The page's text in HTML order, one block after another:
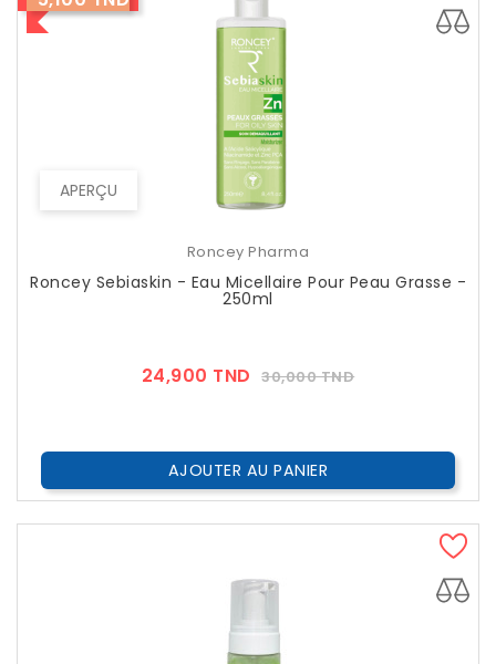
APERÇU
Roncey Pharma
Roncey Sebiaskin - Eau Micellaire Pour Peau Grasse -
250ml
24,900 TND Prix
30,000 TNDPrix
AJOUTER AU PANIER